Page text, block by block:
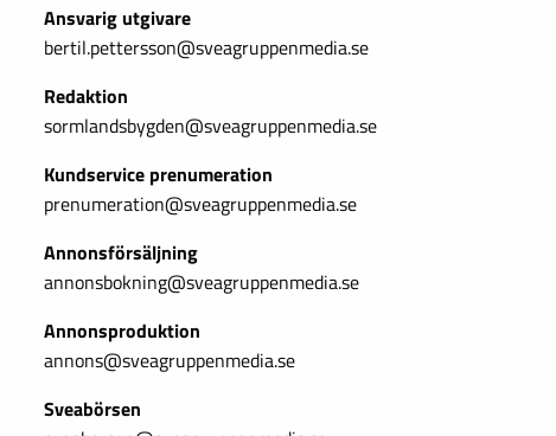
Ansvarig utgivare
bertil.pettersson@sveagruppenmedia.se
Redaktion
sormlandsbygden@sveagruppenmedia.se
Kundservice prenumeration
prenumeration@sveagruppenmedia.se
Annonsförsäljning
annonsbokning@sveagruppenmedia.se
Annonsproduktion
annons@sveagruppenmedia.se
Sveabörsen